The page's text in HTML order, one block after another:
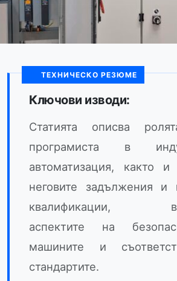
ТЕХНИЧЕСКО РЕЗЮМЕ
Ключови изводи:
Статията описва
програмиста в
автоматизация, както и
неговите задължения и
квалификации,
аспектите на
машините и
стандартите.